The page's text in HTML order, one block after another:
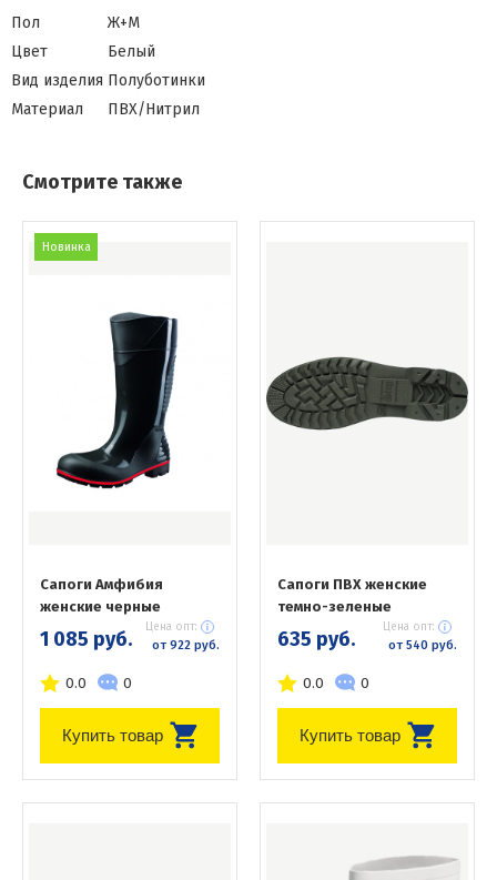
Пол
Ж+М
Цвет
Белый
Вид изделия Полуботинки
Материал
ПВХ/Нитрил
Смотрите также
Новинка
Сапоги Амфибия
женские черные
1 085 руб. Цена опт:
от 922 руб.
0.0 0
Купить товар
Сапоги ПВХ женские
темно-зеленые
635 руб. Цена опт:
от 540 руб.
0.0 0
Купить товар